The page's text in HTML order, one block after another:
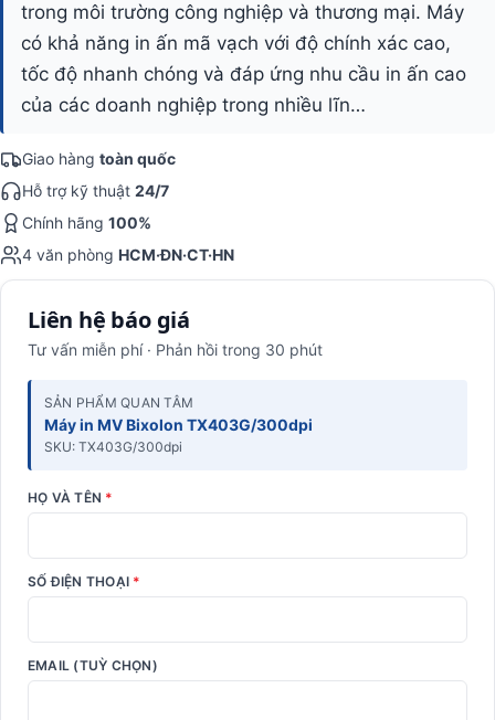
trong môi trường công nghiệp và thương mại. Máy
có khả năng in ấn mã vạch với độ chính xác cao,
tốc độ nhanh chóng và đáp ứng nhu cầu in ấn cao
của các doanh nghiệp trong nhiều lĩn…
Giao hàng toàn quốc
Hỗ trợ kỹ thuật 24/7
Chính hãng 100%
4 văn phòng HCM·ĐN·CT·HN
Liên hệ báo giá
Tư vấn miễn phí · Phản hồi trong 30 phút
SẢN PHẨM QUAN TÂM
Máy in MV Bixolon TX403G/300dpi
SKU: TX403G/300dpi
HỌ VÀ TÊN *
SỐ ĐIỆN THOẠI *
EMAIL (TUỲ CHỌN)